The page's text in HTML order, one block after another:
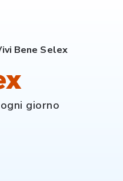
Bene Selex
giorno